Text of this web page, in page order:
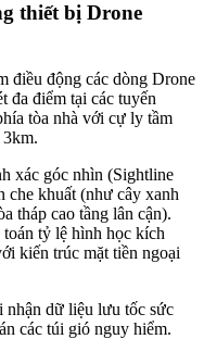
thiết bị Drone
điều động các dòng Drone
đa điểm tại các tuyến
tòa nhà với cự ly tầm
xác góc nhìn (Sightline
che khuất (như cây xanh
tháp cao tầng lân cận).
tỷ lệ hình học kích
kiến trúc mặt tiền ngoại
nhận dữ liệu lưu tốc sức
các túi gió nguy hiểm.